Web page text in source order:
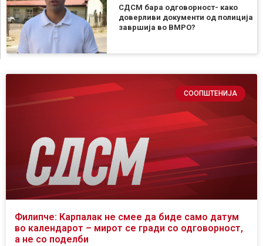
СДСМ бара одговорност- како
доверливи документи од полиција
завршија во ВМРО?
СООПШТЕНИЈА
Филипче: Карпалак не смее да биде само датум
во календарот – мирот се гради со одговорност,
а не со поделби